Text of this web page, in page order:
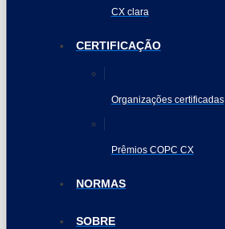
CX clara
CERTIFICAÇÃO
Organizações certificadas
Prêmios COPC CX
NORMAS
SOBRE